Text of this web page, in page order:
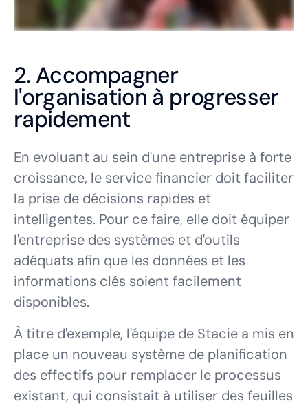
2. Accompagner
l'organisation à progresser
rapidement
En evoluant au sein d'une entreprise à forte
croissance, le service financier doit faciliter
la prise de décisions rapides et
intelligentes. Pour ce faire, elle doit équiper
l'entreprise des systèmes et d'outils
adéquats afin que les données et les
informations clés soient facilement
disponibles.
À titre d'exemple, l'équipe de Stacie a mis en
place un nouveau système de planification
des effectifs pour remplacer le processus
existant, qui consistait à utiliser des feuilles